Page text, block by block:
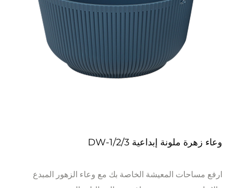
DW-1/2/3 وعاء زهرة ملونة إبداعية
ارفع مساحات المعيشة الخاصة بك مع وعاء الزهور المبدع